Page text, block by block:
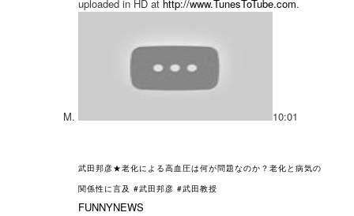
uploaded in HD at http://www.TunesToTube.com.
10:01
武田邦彦★老化による高血圧は何が問題なのか？老化と病気の
関係性に言及 #武田邦彦 #武田教授
FUNNYNEWS